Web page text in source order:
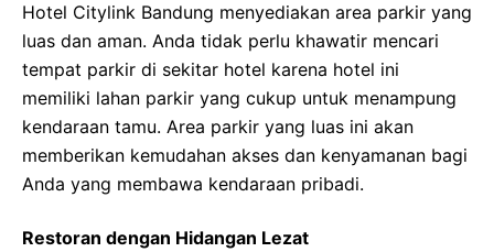
Hotel Citylink Bandung menyediakan area parkir yang
luas dan aman. Anda tidak perlu khawatir mencari
tempat parkir di sekitar hotel karena hotel ini
memiliki lahan parkir yang cukup untuk menampung
kendaraan tamu. Area parkir yang luas ini akan
memberikan kemudahan akses dan kenyamanan bagi
Anda yang membawa kendaraan pribadi.
Restoran dengan Hidangan Lezat